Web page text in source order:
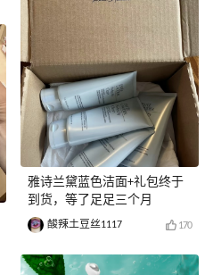
雅诗兰黛蓝色洁面+礼包终于
到货，等了足足三个月
酸辣土豆丝1117 170